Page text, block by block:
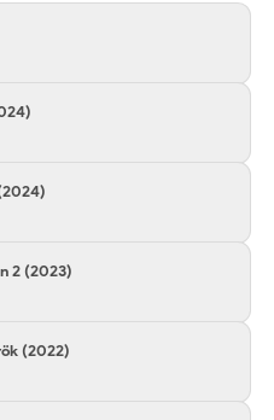
2 (2023)
(2022)